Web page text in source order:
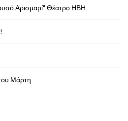
Αρισμαρί" Θέατρο ΗΒΗ
Μάρτη